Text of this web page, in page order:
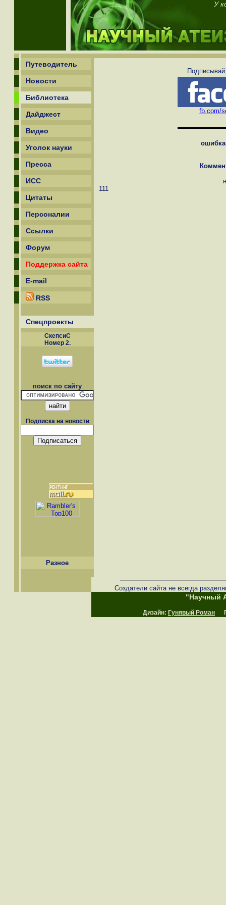
У
Путеводитель
Новости
Библиотека
Дайджест
Видео
Уголок науки
Пресса
ИСС
Цитаты
Персоналии
Ссылки
Форум
Поддержка сайта
E-mail
RSS
Спецпроекты
СкепсиС
Номер 2.
поиск по сайту
Подписка на новости
Разное
fb.com/
111
Создатели сайта не всегда
"Научный
Дизайн: Гунявый Роман